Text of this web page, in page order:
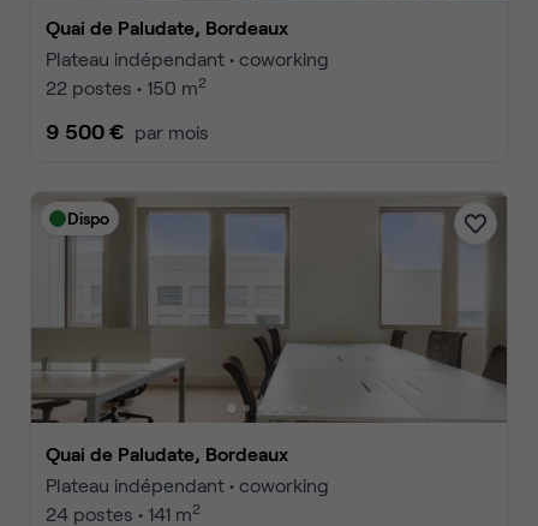
Quai de Paludate, Bordeaux
Plateau indépendant • coworking
22 postes • 150 m2
9 500 € par mois
Dispo
Quai de Paludate, Bordeaux
Plateau indépendant • coworking
24 postes • 141 m2